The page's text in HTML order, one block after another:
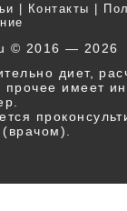
| Контакты |
© 2016 — 2026
диет,
прочее имеет